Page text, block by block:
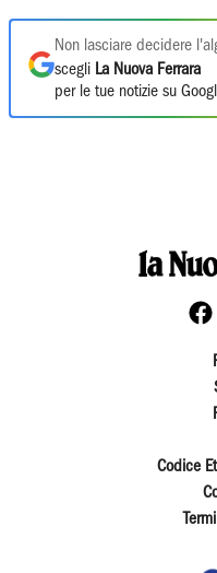
Non lasciare decidere
scegli La Nuova Ferrara
per le tue notizie su
Codice